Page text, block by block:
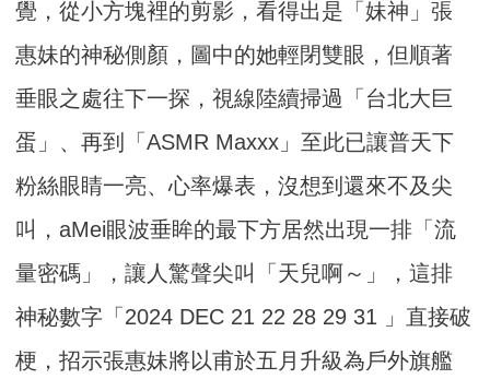
覺，從小方塊裡的剪影，看得出是「妹神」張
惠妹的神秘側顏，圖中的她輕閉雙眼，但順著
垂眼之處往下一探，視線陸續掃過「台北大巨
蛋」、再到「ASMR Maxxx」至此已讓普天下
粉絲眼睛一亮、心率爆表，沒想到還來不及尖
叫，aMei眼波垂眸的最下方居然出現一排「流
量密碼」，讓人驚聲尖叫「天兒啊～」，這排
神秘數字「2024 DEC 21 22 28 29 31 」直接破
梗，招示張惠妹將以甫於五月升級為戶外旗艦